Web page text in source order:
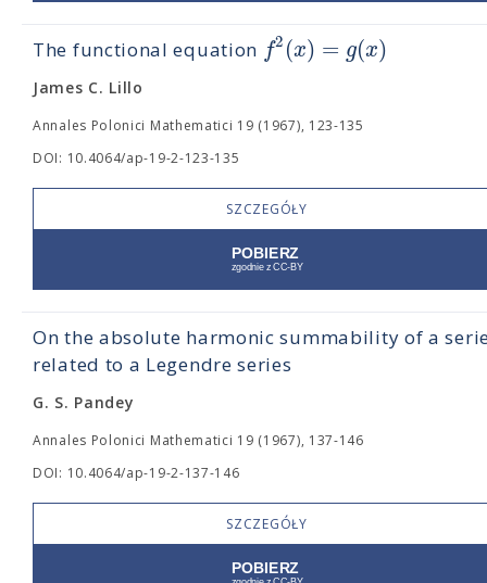
The functional equation f2(x) = g(x)
James C. Lillo
Annales Polonici Mathematici 19 (1967), 123-135
DOI: 10.4064/ap-19-2-123-135
SZCZEGÓŁY
On the absolute harmonic summability of a
related to a Legendre series
G. S. Pandey
Annales Polonici Mathematici 19 (1967), 137-146
DOI: 10.4064/ap-19-2-137-146
SZCZEGÓŁY